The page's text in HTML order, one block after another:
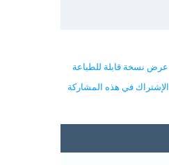
عرض نسخة قابلة للطباعة
الإشتراك في هذه المشاركة